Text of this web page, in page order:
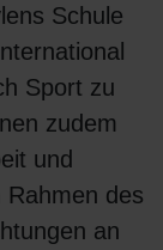
Schule
Sport zu
zudem
und
des
an